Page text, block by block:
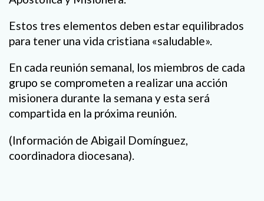
Estos tres elementos deben estar equilibrados
para tener una vida cristiana «saludable».
En cada reunión semanal, los miembros de cada
grupo se comprometen a realizar una acción
misionera durante la semana y esta será
compartida en la próxima reunión.
(Información de Abigail Domínguez,
coordinadora diocesana).